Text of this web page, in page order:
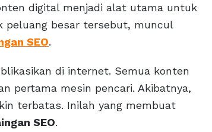
digital menjadi alat utama untuk
peluang besar tersebut, muncul
SEO.
di internet. Semua konten
pertama mesin pencari. Akibatnya,
terbatas. Inilah yang membuat
SEO.